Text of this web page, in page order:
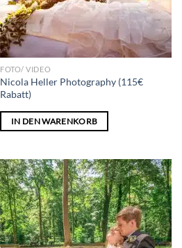
FOTO/ VIDEO
Nicola Heller Photography (115€
Rabatt)
IN DEN WARENKORB